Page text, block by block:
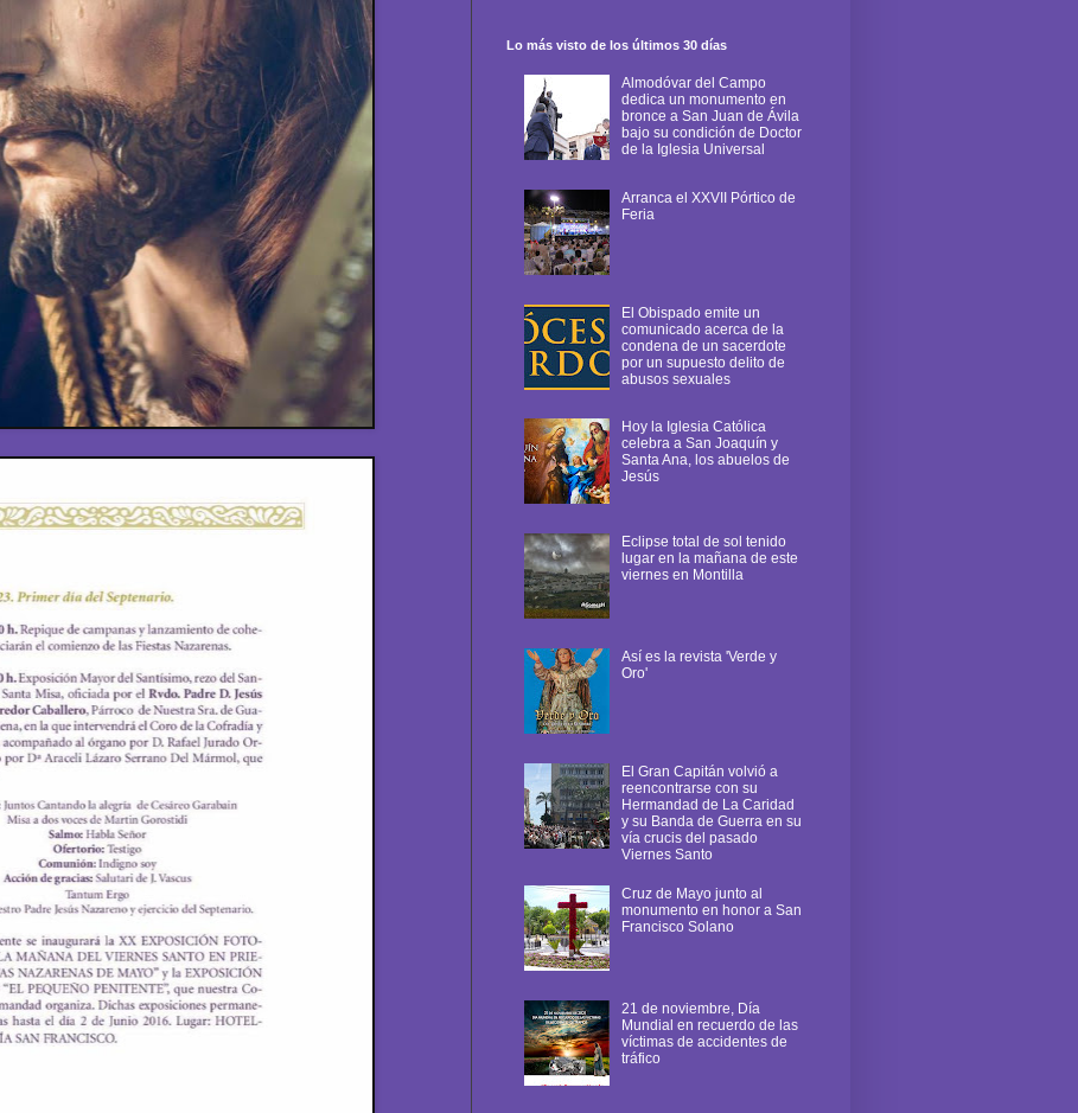
Lo más visto de los últimos 30 días
Almodóvar del Campo
dedica un monumento en
bronce a San Juan de Ávila
bajo su condición de Doctor
de la Iglesia Universal
Arranca el XXVII Pórtico de
Feria
El Obispado emite un
comunicado acerca de la
condena de un sacerdote
por un supuesto delito de
abusos sexuales
Hoy la Iglesia Católica
celebra a San Joaquín y
Santa Ana, los abuelos de
Jesús
Eclipse total de sol tenido
lugar en la mañana de este
viernes en Montilla
Así es la revista 'Verde y
Oro'
El Gran Capitán volvió a
reencontrarse con su
Hermandad de La Caridad
y su Banda de Guerra en su
vía crucis del pasado
Viernes Santo
Cruz de Mayo junto al
monumento en honor a San
Francisco Solano
21 de noviembre, Día
Mundial en recuerdo de las
víctimas de accidentes de
tráfico